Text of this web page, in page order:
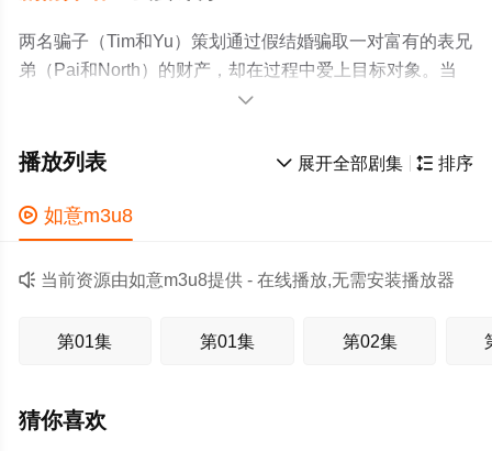
两名骗子（Tim和Yu）策划通过假结婚骗取一对富有的表兄
弟（Pai和North）的财产，却在过程中爱上目标对象。当
骗子身份暴露后，两段关系面临真相的考验。

 排序
 展开全部剧集
播放列表
 如意m3u8
 当前资源由如意m3u8提供 - 在线播放,无需安装播放器
第01集 第01集 第02集
猜你喜欢